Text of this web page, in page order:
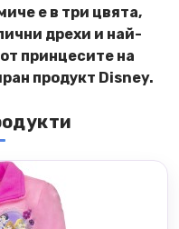
е в три цвята,
дрехи и най-
принцесите на
продукт Disney.